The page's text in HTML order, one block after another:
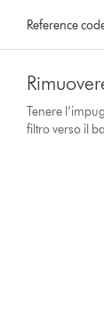
Reference
Tenere
filtro verso il